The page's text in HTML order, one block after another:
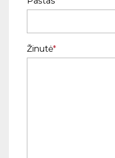
Žinutė